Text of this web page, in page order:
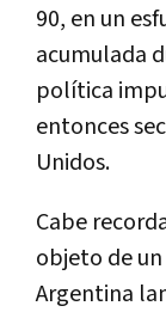
90, en un
acumulada
política
entonces
Unidos.
Cabe
objeto de
Argentina